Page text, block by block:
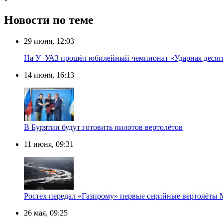
Новости по теме
29 июня, 12:03
На У–УАЗ прошёл юбилейный чемпионат «Ударная
14 июня, 16:13
В Бурятии будут готовить пилотов вертолётов
11 июня, 09:31
Ростех передал «Газпрому» первые серийные
26 мая, 09:25